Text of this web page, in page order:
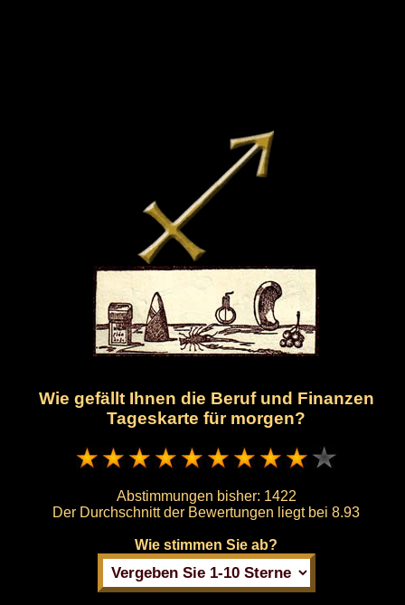
Wie gefällt Ihnen die Beruf und Finanzen
Tageskarte für morgen?
Abstimmungen bisher: 1422
Der Durchschnitt der Bewertungen liegt bei 8.93
Wie stimmen Sie ab?